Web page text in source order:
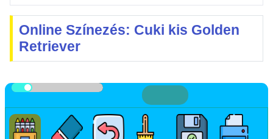
Online Színezés: Cuki kis Golden
Retriever